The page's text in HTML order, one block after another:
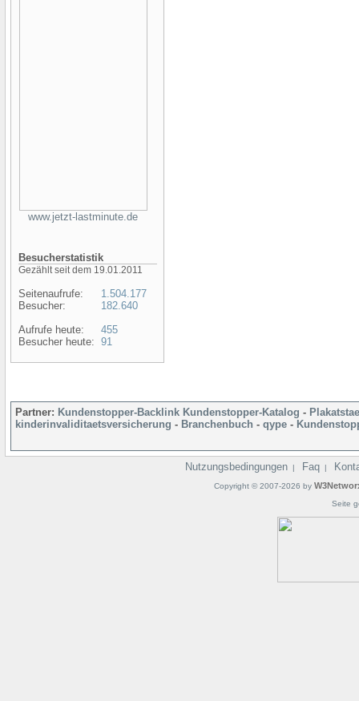
www.jetzt-lastminute.de
Besucherstatistik
Gezählt seit dem 19.01.2011
Seitenaufrufe:
Besucher:
Aufrufe heute:
Besucher heute:
1.504.177
182.640
455
91
Partner: Kundenstopper-Backlink Kundenstopper-Katalog -
kinderinvaliditaetsversicherung - Branchenbuch - qype -
Nutzungsbedingungen | Faq |
Copyright © 2007-2026 by
Seite